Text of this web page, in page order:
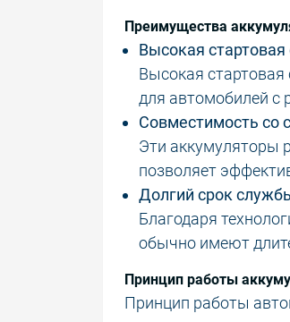
Преимущества
Высокая стартовая
Высокая
для автомобилей с
Совместимость со
Эти аккумуляторы
позволяет
Долгий срок
Благодаря
обычно имеют
Принцип работы
Принцип работы